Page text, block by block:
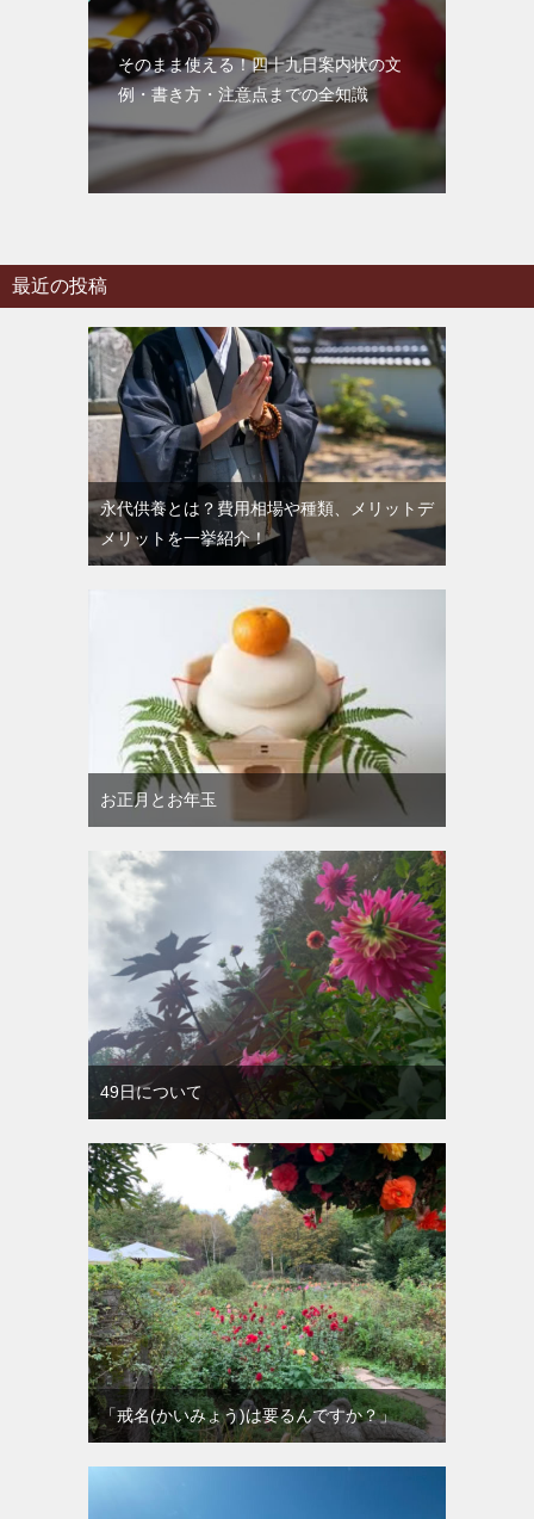
そのまま使える！四十九日案内状の文
例・書き方・注意点までの全知識
最近の投稿
永代供養とは？費用相場や種類、メリットデ
メリットを一挙紹介！
お正月とお年玉
49日について
「戒名(かいみょう)は要るんですか？」